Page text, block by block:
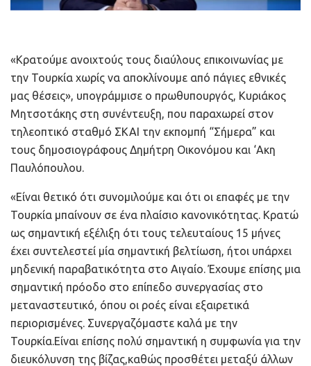
«Κρατούμε ανοιχτούς τους διαύλους επικοινωνίας με
την Τουρκία χωρίς να αποκλίνουμε από πάγιες εθνικές
μας θέσεις», υπογράμμισε ο πρωθυπουργός, Κυριάκος
Μητσοτάκης στη συνέντευξη, που παραχωρεί στον
τηλεοπτικό σταθμό ΣΚΑΙ την εκπομπή “Σήμερα” και
τους δημοσιογράφους Δημήτρη Οικονόμου και ‘Ακη
Παυλόπουλου.
«Είναι θετικό ότι συνομιλούμε και ότι οι επαφές με την
Τουρκία μπαίνουν σε ένα πλαίσιο κανονικότητας. Κρατώ
ως σημαντική εξέλιξη ότι τους τελευταίους 15 μήνες
έχει συντελεστεί μία σημαντική βελτίωση, ήτοι υπάρχει
μηδενική παραβατικότητα στο Αιγαίο. Έχουμε επίσης μια
σημαντική πρόοδο στο επίπεδο συνεργασίας στο
μεταναστευτικό, όπου οι ροές είναι εξαιρετικά
περιορισμένες. Συνεργαζόμαστε καλά με την
Τουρκία.Είναι επίσης πολύ σημαντική η συμφωνία για την
διευκόλυνση της βίζας,καθώς προσθέτει μεταξύ άλλων